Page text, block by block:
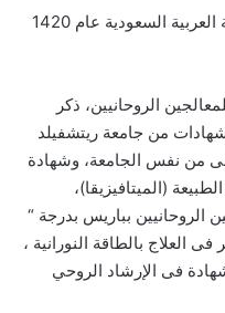
وعضو مركز الفلك الدولي في المملكة العربية السعودية عام 1420
الروحانيين، ذكر
من جامعة ريتشفيلد
من نفس الجامعة، وشهادة
(الميتافيزيقا)،
الروحانيين بباريس بدرجة “
العلاج بالطاقة النورانية ،
فى الإرشاد الروحي